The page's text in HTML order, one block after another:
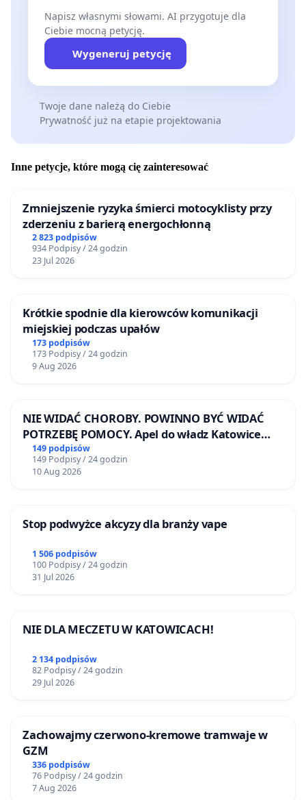
Napisz własnymi słowami. AI przygotuje dla
Ciebie mocną petycję.
Wygeneruj petycję
Twoje dane należą do Ciebie
Prywatność już na etapie projektowania
Inne petycje, które mogą cię zainteresować
Zmniejszenie ryzyka śmierci motocyklisty przy
zderzeniu z barierą energochłonną
2 823 podpisów
934 Podpisy / 24 godzin
23 Jul 2026
Krótkie spodnie dla kierowców komunikacji
miejskiej podczas upałów
173 podpisów
173 Podpisy / 24 godzin
9 Aug 2026
NIE WIDAĆ CHOROBY. POWINNO BYĆ WIDAĆ
POTRZEBĘ POMOCY. Apel do władz Katowice
Airport o przystąpienie do programu HIDDEN
DISABILITIES SUNFLOWER – SŁONECZNIK –
UKRYTE NIEPEŁNOSPRAWNOŚCI
149 podpisów
149 Podpisy / 24 godzin
10 Aug 2026
Stop podwyżce akcyzy dla branży vape
1 506 podpisów
100 Podpisy / 24 godzin
31 Jul 2026
NIE DLA MECZETU W KATOWICACH!
2 134 podpisów
82 Podpisy / 24 godzin
29 Jul 2026
Zachowajmy czerwono-kremowe tramwaje w
GZM
336 podpisów
76 Podpisy / 24 godzin
7 Aug 2026